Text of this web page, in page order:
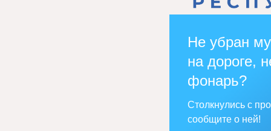
Не убран
на дороге,
фонарь?
Столкнулись с
сообщите о ней!